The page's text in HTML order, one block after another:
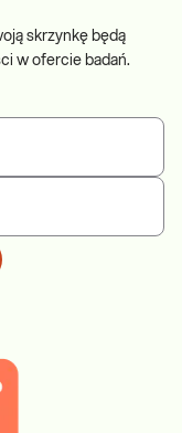
skrzynkę będą
w ofercie badań.